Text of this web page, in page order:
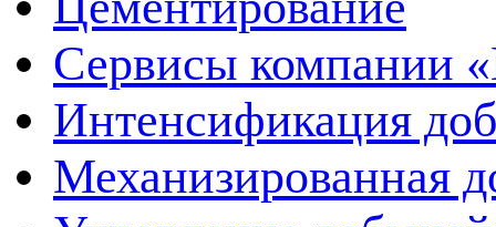
Сервисы компании
Интенсификация
Механизированная